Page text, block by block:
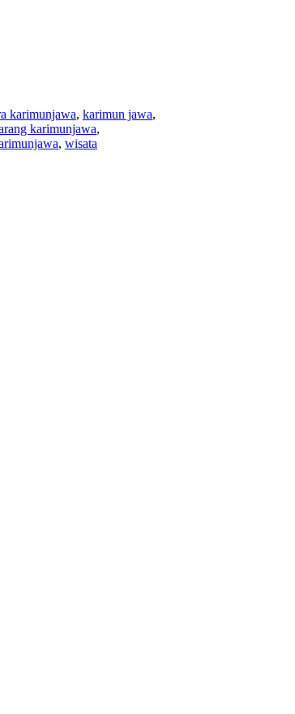
karimunjawa, karimun jawa,
karimunjawa,
, wisata